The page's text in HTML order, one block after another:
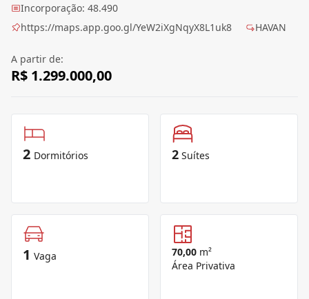
Incorporação: 48.490
https://maps.app.goo.gl/YeW2iXgNqyX8L1uk8
HAVAN
A partir de:
R$ 1.299.000,00
2 Dormitórios 2 Suítes
1 Vaga 70,00 m²
Área Privativa